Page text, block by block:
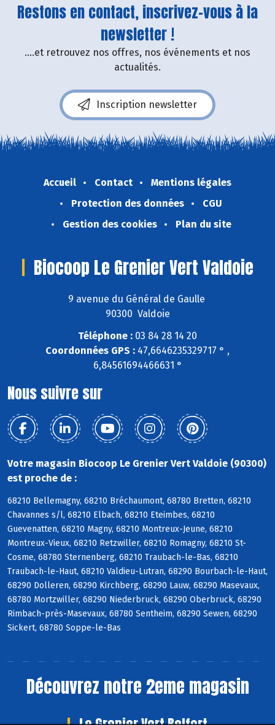
Restons en contact, inscrivez-vous à la
newsletter !
....et retrouvez nos offres, nos événements et nos
actualités.
Inscription newsletter
Accueil Contact
Mentions légales
Protection des données
CGU
Gestion des cookies
Plan du site
Biocoop Le Grenier Vert Valdoie
9 avenue du Général de Gaulle
90300 Valdoie
Téléphone : 03 84 28 14 20
Coordonnées GPS : 47,6646235329717 ° ,
6,84561694466631 °
Nous suivre sur
Votre magasin Biocoop Le Grenier Vert Valdoie (90300)
est proche de :
68210 Bellemagny, 68210 Bréchaumont, 68780 Bretten, 68210
Chavannes s/l, 68210 Elbach, 68210 Eteimbes, 68210
Guevenatten, 68210 Magny, 68210 Montreux-Jeune, 68210
Montreux-Vieux, 68210 Retzwiller, 68210 Romagny, 68210 St-
Cosme, 68780 Sternenberg, 68210 Traubach-le-Bas, 68210
Traubach-le-Haut, 68210 Valdieu-Lutran, 68290 Bourbach-le-Haut,
68290 Dolleren, 68290 Kirchberg, 68290 Lauw, 68290 Masevaux,
68780 Mortzwiller, 68290 Niederbruck, 68290 Oberbruck, 68290
Rimbach-près-Masevaux, 68780 Sentheim, 68290 Sewen, 68290
Sickert, 68780 Soppe-le-Bas
Découvrez notre 2eme magasin